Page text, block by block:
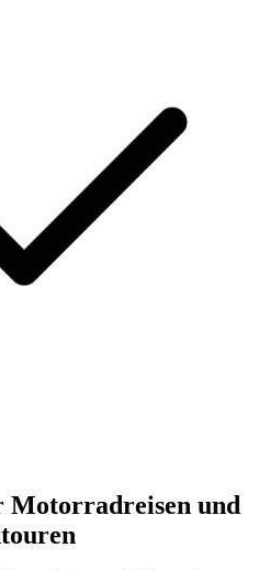
und